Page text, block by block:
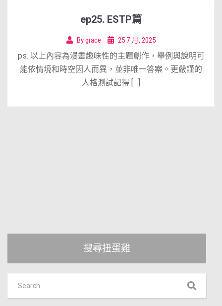
ep25. ESTP篇
Bygrace 25 7 月, 2025
ps. 以上內容為漫畫趣味性的主題創作，舉例與說明可
能依情境和時空因人而異，並非唯一答案。更嚴謹的
人格測試記得 […]
搜尋扭蛋雞